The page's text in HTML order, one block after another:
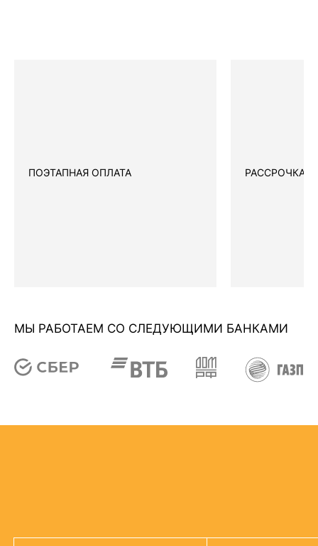
ПОЭТАПНАЯ ОПЛАТА РАССРОЧКА
МЫ РАБОТАЕМ СО СЛЕДУЮЩИМИ БАНКАМИ